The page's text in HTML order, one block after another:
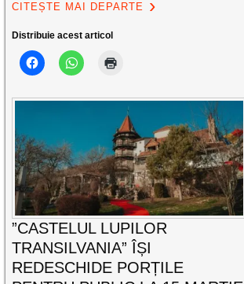
CITEȘTE MAI DEPARTE
Distribuie acest articol
”CASTELUL LUPILOR
TRANSILVANIA” ÎȘI
REDESCHIDE PORȚILE